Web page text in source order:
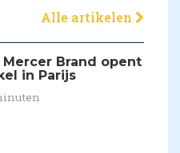
Alle artikelen
Mercer Brand opent
in Parijs